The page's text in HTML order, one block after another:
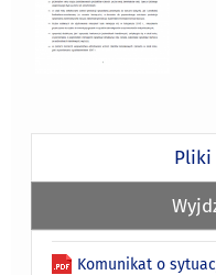
Pliki
Komunikat o